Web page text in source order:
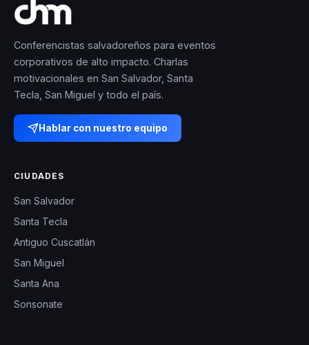
Conferencistas salvadoreños para eventos
corporativos de alto impacto. Charlas
motivacionales en San Salvador, Santa
Tecla, San Miguel y todo el país.
Hablar con nuestro equipo
CIUDADES
San Salvador
Santa Tecla
Antiguo Cuscatlán
San Miguel
Santa Ana
Sonsonate